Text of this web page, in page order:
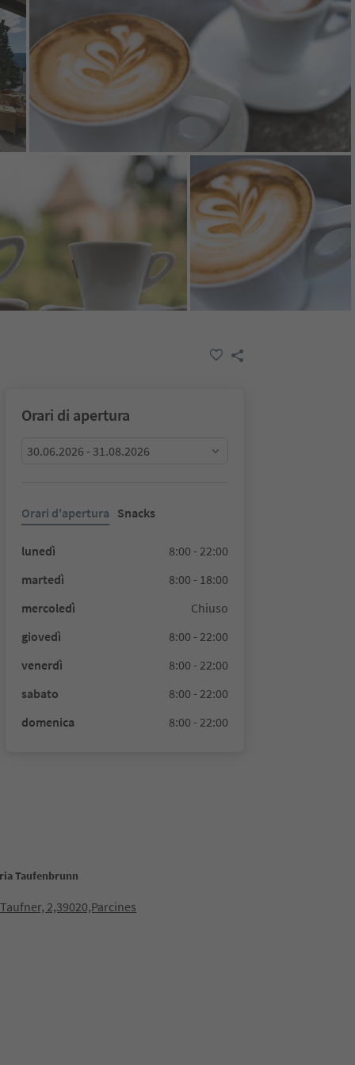
Orari di apertura
30.06.2026 - 31.08.2026
Orari d'apertura Snacks
lunedì
8:00 - 22:00
martedì
8:00 - 18:00
mercoledì
Chiuso
giovedì
8:00 - 22:00
venerdì
8:00 - 22:00
sabato
8:00 - 22:00
domenica
8:00 - 22:00
Taufenbrunn
2,39020,Parcines